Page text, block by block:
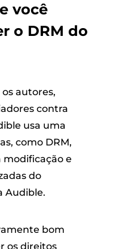
você
o DRM do
autores,
contra
usa uma
como DRM,
e
do
Audible.
bom
os direitos